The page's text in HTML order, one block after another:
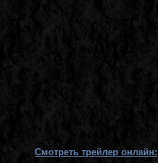
Смотреть трейлер онлайн: